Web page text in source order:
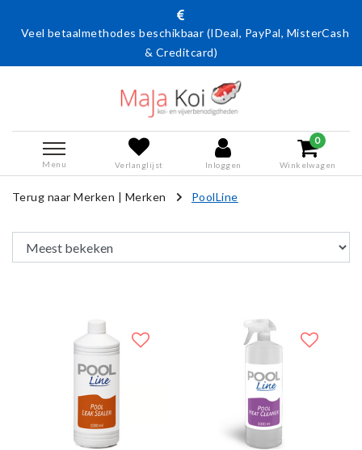
Veel betaalmethodes beschikbaar (IDeal, PayPal, MisterCash
& Creditcard)
Menu Verlanglijst Inloggen
0
Winkelwagen
Terug naar Merken | Merken PoolLine